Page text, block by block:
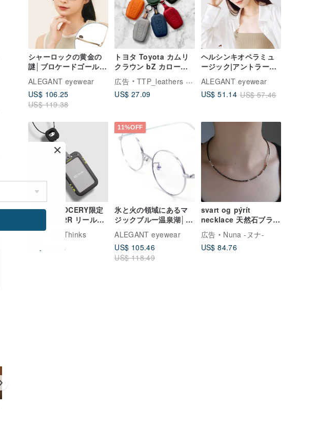
シャーロックの黄金の
謎│ブロケードゴールド
軽量チタン製マットス
クエアフレームUV400
ブルーライトカットメ
ガネ
ALEGANT eyewear
US$ 106.25
US$ 119.38
トヨタ Toyota カムリ
クラウン bZ カローラ
クロス Rav4 キーケー
ス キーホルダー
広告
TTP_leathers ポセイトン・レザーアトリエ
US$ 27.09
ヘルシンキオペラミュ
ージック|アントラーブ
ラウンメタル象眼細工
TR90光学フレーム
UV400ブルーライトフ
ALEGANT eyewear
US$ 51.14 US$ 57.46
【CHUGROCERY限定
コラボ】C2R リールキ
ーホルダー+IDカードケ
ース/リールキーホルダ
ー+マットカードホルダ
100Thinks
US$ 22.28
11%OFF
氷と火の領域にあるマ
ジックブルー温泉湖│ア
イスマジックブルーシ
ルバー軽量チタンサテ
ンフェルールラウンド
フレームブルーライト
ALEGANT eyewear
US$ 105.46
US$ 118.49
svart og pýrít
necklace 天然石ブラッ
クスピネル パイライト/
シルバー ビーズネッ
クレス 黒 アースカラ
広告
Nuna -ヌナ-
US$ 84.76